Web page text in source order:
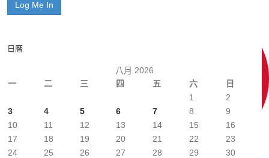
日曆
八月 2026
一
二 三 四 五 六 日
1
2
3
4 5 6 7 8
9
10
11 12 13 14 15
16
17
18 19 20 21 22
23
24
25 26 27 28 29
30